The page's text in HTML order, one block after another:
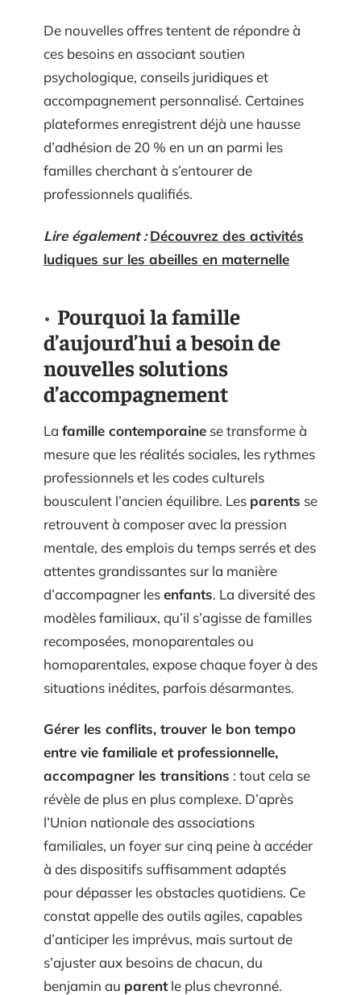
De nouvelles offres tentent de répondre à
ces besoins en associant soutien
psychologique, conseils juridiques et
accompagnement personnalisé. Certaines
plateformes enregistrent déjà une hausse
d’adhésion de 20 % en un an parmi les
familles cherchant à s’entourer de
professionnels qualifiés.
Lire également : Découvrez des activités
ludiques sur les abeilles en maternelle
Pourquoi la famille
d’aujourd’hui a besoin de
nouvelles solutions
d’accompagnement
La famille contemporaine se transforme à
mesure que les réalités sociales, les rythmes
professionnels et les codes culturels
bousculent l’ancien équilibre. Les parents se
retrouvent à composer avec la pression
mentale, des emplois du temps serrés et des
attentes grandissantes sur la manière
d’accompagner lesenfants. La diversité des
modèles familiaux, qu’il s’agisse de familles
recomposées, monoparentales ou
homoparentales, expose chaque foyer à des
situations inédites, parfois désarmantes.
Gérer les conflits, trouver le bon tempo
entre vie familiale et professionnelle,
accompagner les transitions : tout cela se
révèle de plus en plus complexe. D’après
l’Union nationale des associations
familiales, un foyer sur cinq peine à accéder
à des dispositifs suffisamment adaptés
pour dépasser les obstacles quotidiens. Ce
constat appelle des outils agiles, capables
d’anticiper les imprévus, mais surtout de
s’ajuster aux besoins de chacun, du
benjamin au parentle plus chevronné.